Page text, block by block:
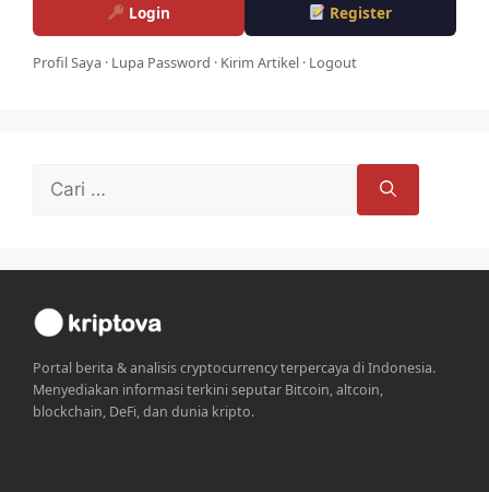
Login Register
Profil Saya · Lupa Password · Kirim Artikel · Logout
untuk:
Portal berita & analisis cryptocurrency terpercaya di Indonesia.
Menyediakan informasi terkini seputar Bitcoin, altcoin,
blockchain, DeFi, dan dunia kripto.